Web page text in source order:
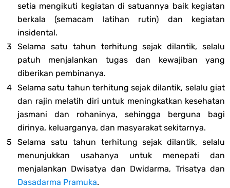
setia mengikuti kegiatan di satuannya baik kegiatan
berkala (semacam latihan rutin) dan kegiatan
insidental.
Selama satu tahun terhitung sejak dilantik, selalu
patuh menjalankan tugas dan kewajiban yang
diberikan pembinanya.
Selama satu tahun terhitung sejak dilantik, selalu giat
dan rajin melatih diri untuk meningkatkan kesehatan
jasmani dan rohaninya, sehingga berguna bagi
dirinya, keluarganya, dan masyarakat sekitarnya.
Selama satu tahun terhitung sejak dilantik, selalu
menunjukkan usahanya untuk menepati dan
menjalankan Dwisatya dan Dwidarma, Trisatya dan
Dasadarma Pramuka.